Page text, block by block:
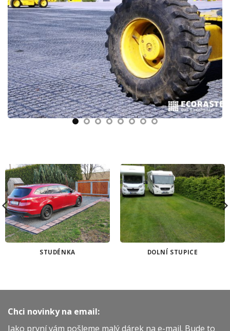
STUDÉNKA DOLNÍ STUPICE
Chci novinky na email:
Jako první vám pošleme malý dárek na e-mail. Bude to